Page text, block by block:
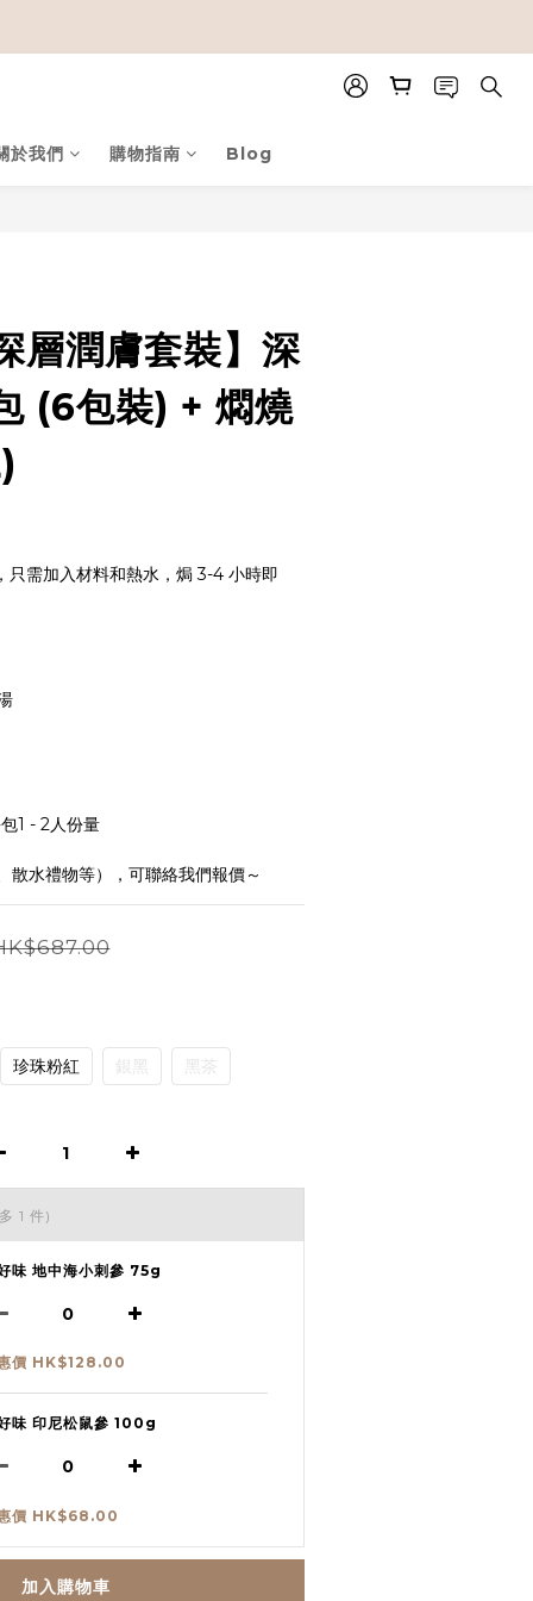
於我們 購物指南 Blog
層潤膚套裝】深
(6包裝) + 燜燒
只需加入材料和熱水，焗 3-4 小時即
1 - 2人份量
散水禮物等），可聯絡我們報價～
珍珠粉紅 銀黑 黑茶
1 件)
味 地中海小刺參 75g
價 HK$128.00
味 印尼松鼠參 100g
價 HK$68.00
加入購物車